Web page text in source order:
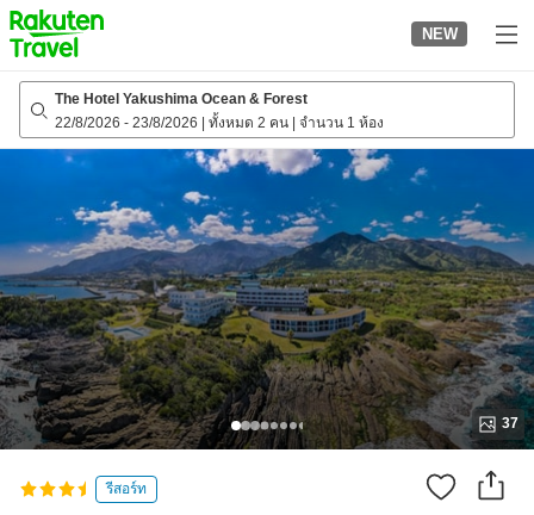
to
top
page
NEW
The Hotel Yakushima Ocean & Forest
22/8/2026 - 23/8/2026 ทั้งหมด 2 คน จำนวน 1 ห้อง
37
รีสอร์ท